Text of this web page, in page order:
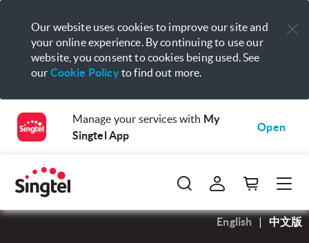
Our website uses cookies to improve our site and
your online experience. By continuing to use our
website, you consent to cookies being used. See
our Cookie Policyto find out more.
Manage your services with My
Singtel App
Open
English | 中文版